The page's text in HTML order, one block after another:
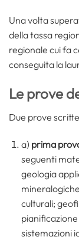
Una volta
della tassa
regionale cui fa
conseguita la
Le prove
Due prove
a) prima
seguenti
geologia
culturali;
sistemazioni